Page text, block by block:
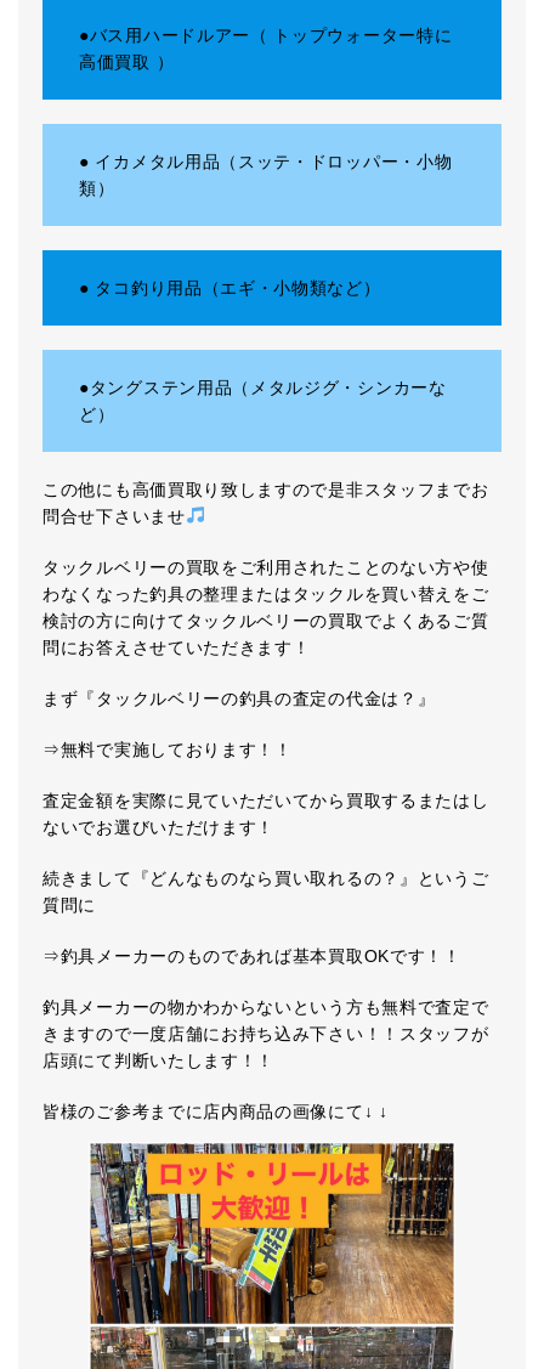
●バス用ハードルアー（ トップウォーター特に
高価買取 ）
● イカメタル用品（スッテ・ドロッパー・小物
類）
● タコ釣り用品（エギ・小物類など）
●タングステン用品（メタルジグ・シンカーな
ど）
この他にも高価買取り致しますので是非スタッフまでお
問合せ下さいませ
タックルベリーの買取をご利用されたことのない方や使
わなくなった釣具の整理またはタックルを買い替えをご
検討の方に向けてタックルベリーの買取でよくあるご質
問にお答えさせていただきます！
まず『タックルベリーの釣具の査定の代金は？』
⇒無料で実施しております！！
査定金額を実際に見ていただいてから買取するまたはし
ないでお選びいただけます！
続きまして『どんなものなら買い取れるの？』というご
質問に
⇒釣具メーカーのものであれば基本買取OKです！！
釣具メーカーの物かわからないという方も無料で査定で
きますので一度店舗にお持ち込み下さい！！スタッフが
店頭にて判断いたします！！
皆様のご参考までに店内商品の画像にて↓ ↓